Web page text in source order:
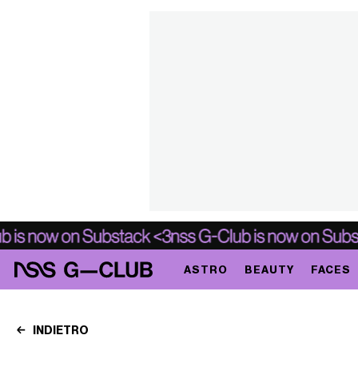
ASTRO BEAUTY FACES
INDIETRO